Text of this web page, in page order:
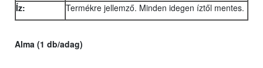
Íz:
Termékre jellemző. Minden idegen íztől mentes.
Alma (1 db/adag)